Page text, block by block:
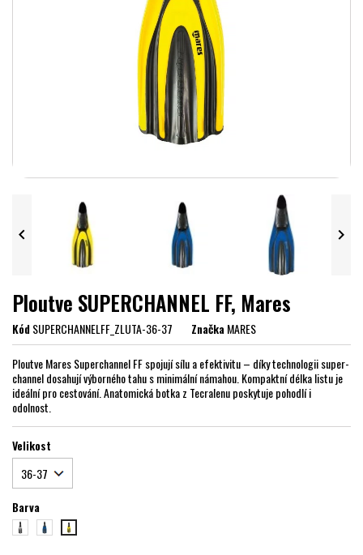
 
Ploutve SUPERCHANNEL FF, Mares
KódSUPERCHANNELFF_ZLUTA-36-37 ZnačkaMARES
Ploutve Mares Superchannel FF spojují sílu a efektivitu – díky technologii super-
channel dosahují výborného tahu s minimální námahou. Kompaktní délka listu je
ideální pro cestování. Anatomická botka z Tecralenu poskytuje pohodlí i
odolnost.
Velikost
Barva
bílá
modrážlutá